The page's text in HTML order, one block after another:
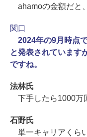
ahamoの金額だと
関口
2024年の9月時点
と発表されています
ですね。
法林氏
下手したら1000万
石野氏
単一キャリアくら